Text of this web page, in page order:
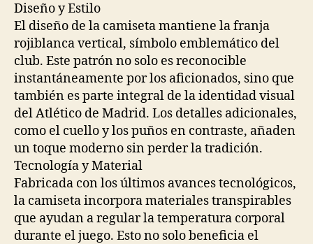
Diseño y Estilo
El diseño de la camiseta mantiene la franja
rojiblanca vertical, símbolo emblemático del
club. Este patrón no solo es reconocible
instantáneamente por los aficionados, sino que
también es parte integral de la identidad visual
del Atlético de Madrid. Los detalles adicionales,
como el cuello y los puños en contraste, añaden
un toque moderno sin perder la tradición.
Tecnología y Material
Fabricada con los últimos avances tecnológicos,
la camiseta incorpora materiales transpirables
que ayudan a regular la temperatura corporal
durante el juego. Esto no solo beneficia el